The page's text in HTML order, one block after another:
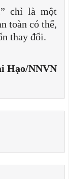
chỉ là một
toàn có thể,
thay đổi.
Hạo/NNVN